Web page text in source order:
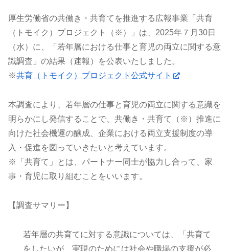
厚生労働省の共働き・共育てを推進する広報事業「共育
（トモイク）プロジェクト（※）」は、2025年７月30日
（水）に、「若年層における仕事と育児の両立に関する意
識調査」の結果（速報）を公表いたしました。
※共育（トモイク）プロジェクト公式サイト
本調査により、若年層の仕事と育児の両立に関する意識を
明らかにし発信することで、共働き・共育て（※）推進に
向けた社会機運の醸成、企業における両立支援制度の導
入・促進を図っていきたいと考えています。
※「共育て」とは、パートナー同士が協力し合って、家
事・育児に取り組むことをいいます。
【調査サマリー】
若年層の共育てに対する意識については、「共育て
をしたいが、実現のためには社会や職場の支援が必